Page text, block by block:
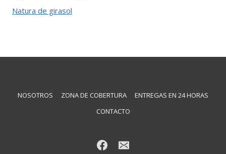
Natura de girasol
NOSOTROS ZONA DE COBERTURA
ENTREGAS EN 24 HORAS
CONTACTO